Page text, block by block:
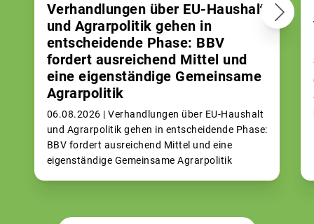
Verhandlungen über EU-Haushalt
und Agrarpolitik gehen in
entscheidende Phase: BBV
fordert ausreichend Mittel und
eine eigenständige Gemeinsame
Agrarpolitik
06.08.2026 | Verhandlungen über EU-Haushalt
und Agrarpolitik gehen in entscheidende Phase:
BBV fordert ausreichend Mittel und eine
eigenständige Gemeinsame Agrarpolitik